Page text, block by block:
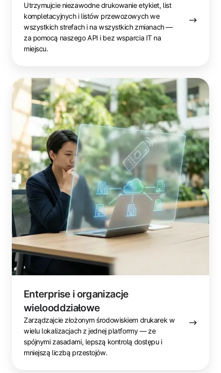
Utrzymujcie niezawodne drukowanie etykiet, list
kompletacyjnych i listów przewozowych we
wszystkich strefach i na wszystkich zmianach —
za pomocą naszego API i bez wsparcia IT na
miejscu.
Enterprise i organizacje
wielooddziałowe
Zarządzajcie złożonym środowiskiem drukarek w
wielu lokalizacjach z jednej platformy — ze
spójnymi zasadami, lepszą kontrolą dostępu i
mniejszą liczbą przestojów.
Enterprise
i
organizacje
wielooddziałowe